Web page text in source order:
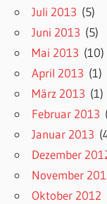
Juli 2013 (5)
Juni 2013 (5)
Mai 2013 (10)
April 2013 (1)
März 2013 (1)
Februar 2013
Januar 2013
Dezember
November
Oktober 2012